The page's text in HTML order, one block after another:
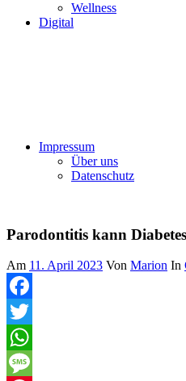
Wellness
Digital
Impressum
Über uns
Datenschutz
Parodontitis kann
Am 11. April 2023 Von Marion In
Facebook
Twitter
WhatsApp